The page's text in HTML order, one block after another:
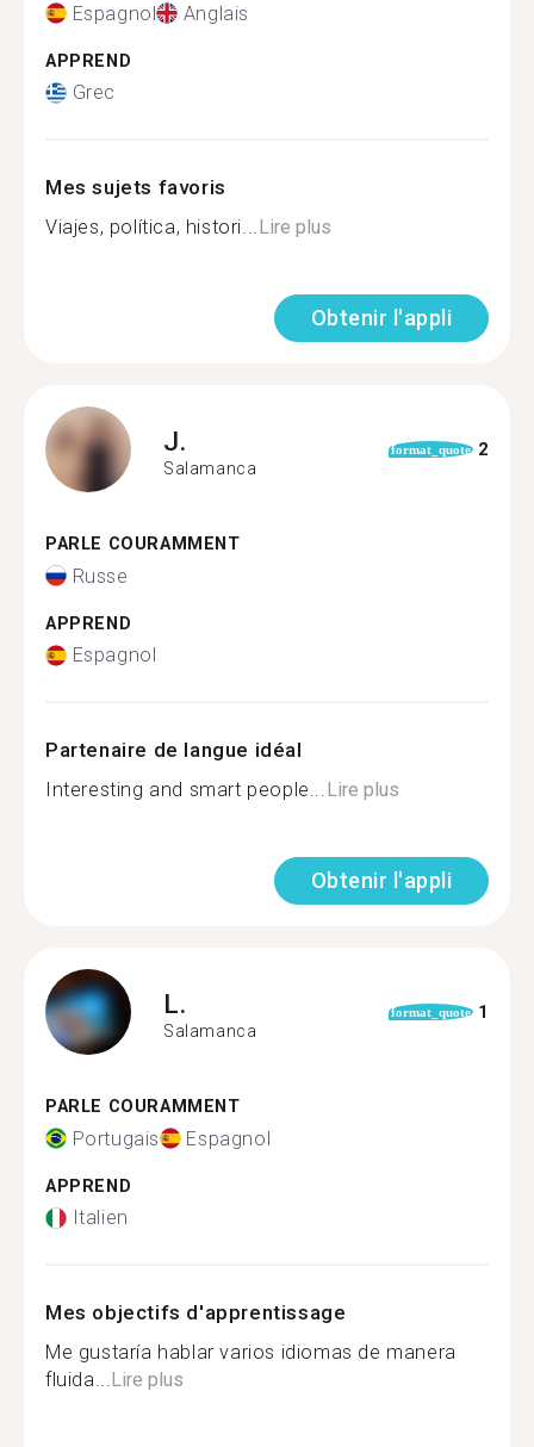
Espagnol Anglais
APPREND
Grec
Mes sujets favoris
Viajes, política, histori...Lire plus
Obtenir l'appli
J.
Salamanca
format_quote 2
PARLE COURAMMENT
Russe
APPREND
Espagnol
Partenaire de langue idéal
Interesting and smart people...Lire plus
Obtenir l'appli
L.
Salamanca
format_quote 1
PARLE COURAMMENT
Portugais Espagnol
APPREND
Italien
Mes objectifs d'apprentissage
Me gustaría hablar varios idiomas de manera
fluida...Lire plus